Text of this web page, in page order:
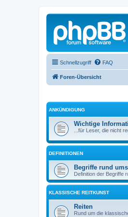
Schnellzugriff FAQ
Foren-Übersicht
ANKÜNDIGUNG
Wichtige
...für Leser, die nicht
DEFINITIONEN
Begriffe rund
Definition der Begriffe
KLASSISCHE REITKUNST
Reiten
Rund um die